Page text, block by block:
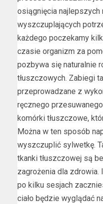
osiągnięcia
wyszczuplających
każdego poczekamy
czasie organizm za
pozbywa się naturalnie
tłuszczowych. Zabiegi
przeprowadzane z
ręcznego
komórki tłuszczowe,
Można w ten sposób
wyszczuplić sylwetkę.
tkanki tłuszczowej są
zagrożenia dla zdrowia.
po kilku sesjach
ciało będzie wyglądać